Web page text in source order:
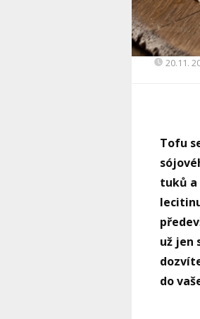
20.11.
Tofu
tuků a
už jen
do